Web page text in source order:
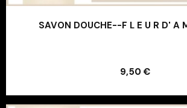
SAVON DOUCHE--F L E U R D' A
9,50 €
Ajouter au panier